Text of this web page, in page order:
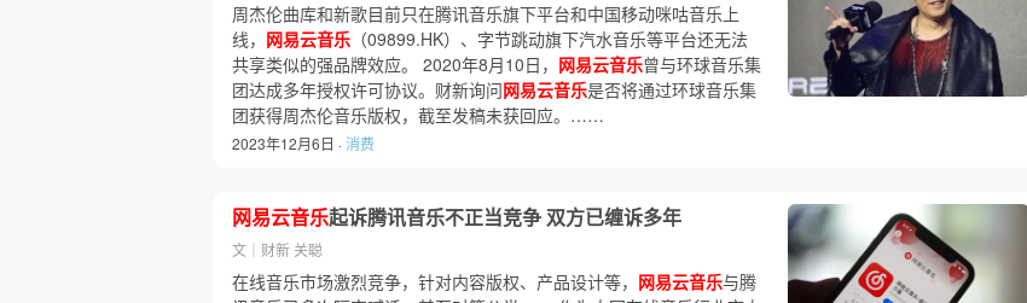
周杰伦曲库和新歌目前只在腾讯音乐旗下平台和中国移动咪咕音乐上
线， 网易云音乐 （09899.HK）、字节跳动旗下汽水音乐等平台还无法
共享类似的强品牌效应。 2020年8月10日， 网易云音乐曾与环球音乐集
团达成多年授权许可协议。财新询问网易云音乐是否将通过环球音乐集
团获得周杰伦音乐版权，截至发稿未获回应。……
2023年12月6日 ·消费
网易云音乐起诉腾讯音乐不正当竞争 双方已缠诉多年
文｜财新 关聪
在线音乐市场激烈竞争，针对内容版权、产品设计等， 网易云音乐与腾